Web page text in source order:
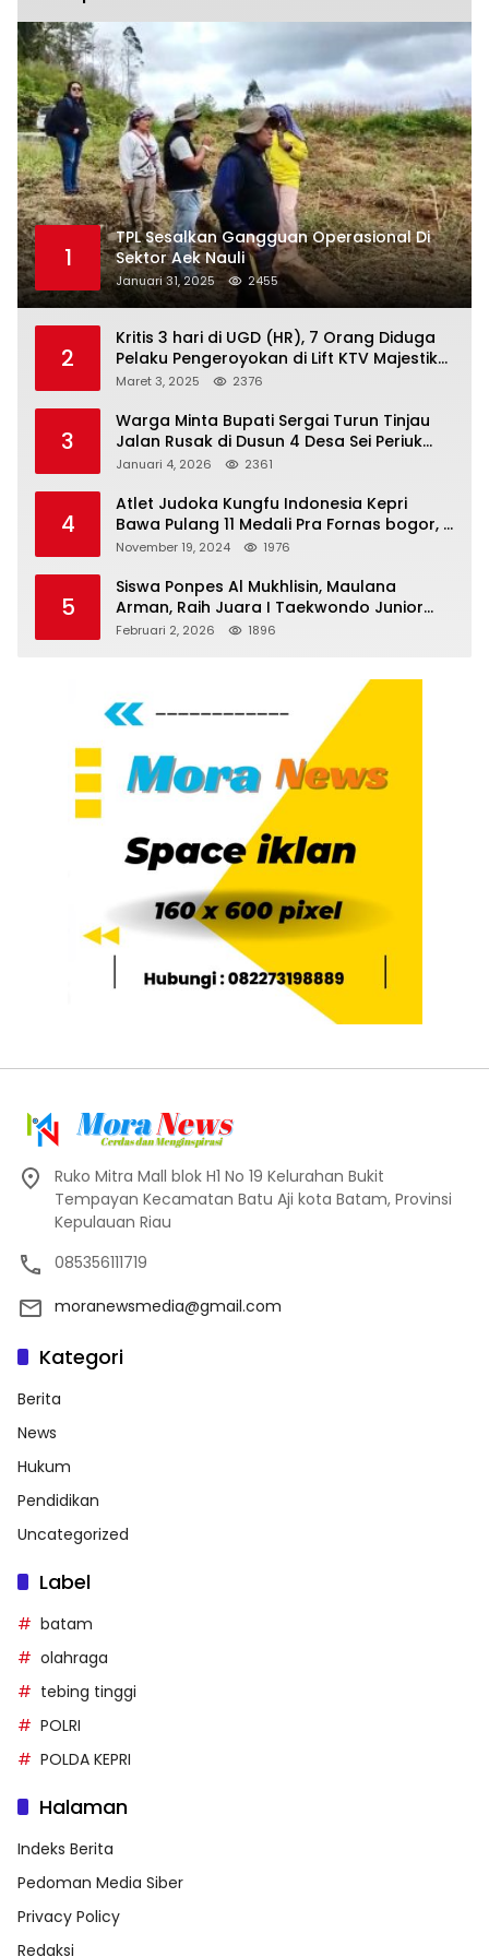
1
TPL Sesalkan Gangguan Operasional Di
Sektor Aek Nauli
Januari 31, 2025 2455
2
Kritis 3 hari di UGD (HR), 7 Orang Diduga
Pelaku Pengeroyokan di Lift KTV Majestik
Melenggang Bebas, Kantor Hukum JAP
Tanjungpinang
Maret 3, 2025 2376
3
Warga Minta Bupati Sergai Turun Tinjau
Jalan Rusak di Dusun 4 Desa Sei Periuk
Serdang Bedagai
Januari 4, 2026 2361
4
Atlet Judoka Kungfu Indonesia Kepri
Bawa Pulang 11 Medali Pra Fornas bogor, 3
Emas dan 8 Perunggu.
November 19, 2024 1976
5
Siswa Ponpes Al Mukhlisin, Maulana
Arman, Raih Juara I Taekwondo Junior
Putra di Riau National Championship 2026
Februari 2, 2026 1896
Ruko Mitra Mall blok H1 No 19 Kelurahan Bukit
Tempayan Kecamatan Batu Aji kota Batam, Provinsi
Kepulauan Riau
085356111719
moranewsmedia@gmail.com
Kategori
Berita
News
Hukum
Pendidikan
Uncategorized
Label
batam
olahraga
tebing tinggi
POLRI
POLDA KEPRI
Halaman
Indeks Berita
Pedoman Media Siber
Privacy Policy
Redaksi